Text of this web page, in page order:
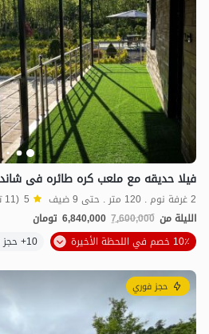
فیلا حدیقه مع ملعب کره طائره فی
2 غرفة نوم . 120 متر . حتى 9 ضيف 5 (11 تعليق)
الليلة من 7,600,000
6,840,000 تومان
10٪ خصم في اللحظة الأخيرة
10+ حجز ناجح
حجز فوري